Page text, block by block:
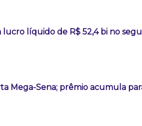
lucro líquido de R$ 52,4 bi no
Mega-Sena; prêmio acumula